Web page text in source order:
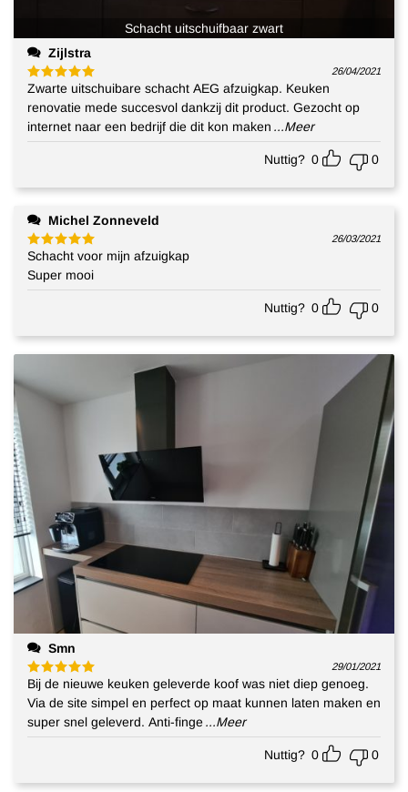
Schacht uitschuifbaar zwart
Zijlstra
Gewaardeerd
5uit 5
26/04/2021
Zwarte uitschuibare schacht AEG afzuigkap. Keuken
renovatie mede succesvol dankzij dit product. Gezocht op
internet naar een bedrijf die dit kon maken ...Meer
Nuttig? 0 0
Michel Zonneveld
Gewaardeerd
5uit 5
26/03/2021
Schacht voor mijn afzuigkap
Super mooi
Nuttig? 0 0
Smn
Gewaardeerd
5uit 5
29/01/2021
Bij de nieuwe keuken geleverde koof was niet diep genoeg.
Via de site simpel en perfect op maat kunnen laten maken en
super snel geleverd. Anti-finge ...Meer
Nuttig? 0 0